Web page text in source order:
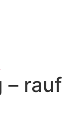
– rauf